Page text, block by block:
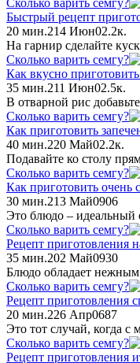
Быстрый рецепт
20 мин.214 Июн02.2к.
На гарнир сделайте
Сколько варить семгу?
Как вкусно
35 мин.211 Июн02.5к.
В отварной рис
Сколько варить семгу?
Как приготовить
40 мин.220 Май02.2к.
Подавайте ко столу
Сколько варить семгу?
Как приготовить очень
30 мин.213 Май0906
Это блюдо – идеальный
Сколько варить семгу?
Рецепт приготовления
35 мин.202 Май0930
Блюдо обладает
Сколько варить семгу?
Рецепт приготовления
20 мин.226 Апр0687
Это тот случай, когда
Сколько варить семгу?
Рецепт приготовления